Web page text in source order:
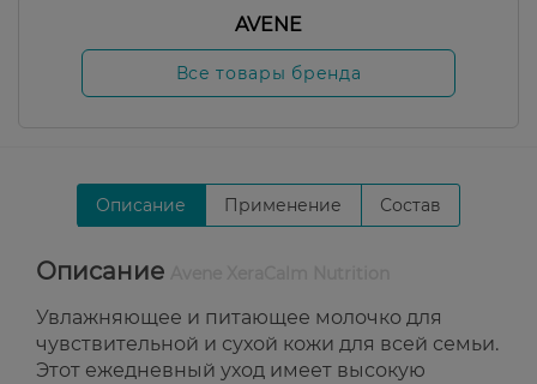
AVENE
Все товары бренда
Описание Применение Состав
Описание
Увлажняющее и питающее молочко для
чувствительной и сухой кожи для всей семьи.
Этот ежедневный уход имеет высокую